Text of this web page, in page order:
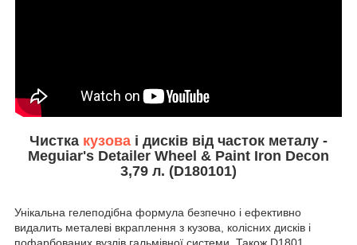
Чистка кузова і дисків від часток металу -
Meguiar's Detailer Wheel & Paint Iron Decon
3,79 л. (D180101)
Унікальна гелеподібна формула безпечно і ефективно
видалить металеві вкраплення з кузова, колісних дисків і
пофарбованих вузлів гальмівної системи. Також D1801